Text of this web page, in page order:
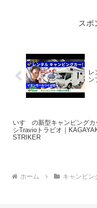
スポ
レ
ン
いすゞの新型キャンピングカ
シTravioトラビオ｜
STRIKER
ホーム キャンピン